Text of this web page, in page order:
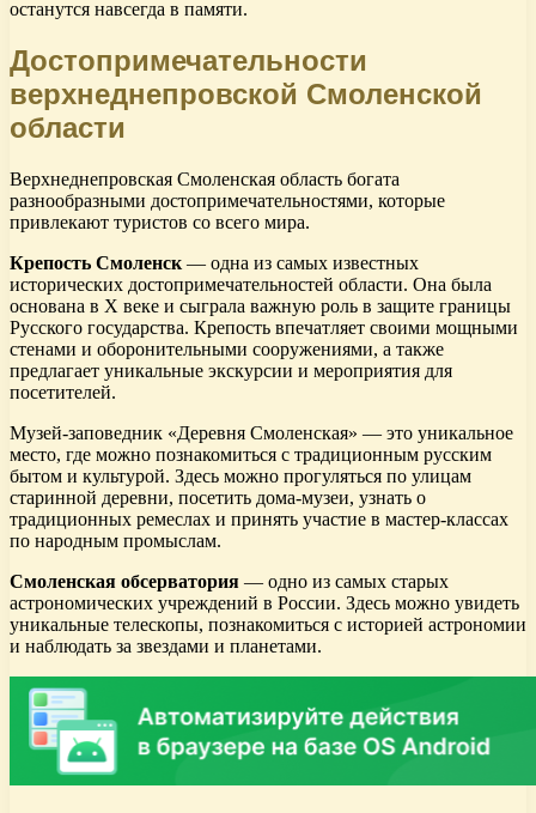
останутся навсегда в памяти.
Достопримечательности
верхнеднепровской Смоленской
области
Верхнеднепровская Смоленская область богата
разнообразными достопримечательностями, которые
привлекают туристов со всего мира.
Крепость Смоленск — одна из самых известных
исторических достопримечательностей области. Она была
основана в X веке и сыграла важную роль в защите границы
Русского государства. Крепость впечатляет своими мощными
стенами и оборонительными сооружениями, а также
предлагает уникальные экскурсии и мероприятия для
посетителей.
Музей-заповедник «Деревня Смоленская» — это уникальное
место, где можно познакомиться с традиционным русским
бытом и культурой. Здесь можно прогуляться по улицам
старинной деревни, посетить дома-музеи, узнать о
традиционных ремеслах и принять участие в мастер-классах
по народным промыслам.
Смоленская обсерватория — одно из самых старых
астрономических учреждений в России. Здесь можно увидеть
уникальные телескопы, познакомиться с историей астрономии
и наблюдать за звездами и планетами.